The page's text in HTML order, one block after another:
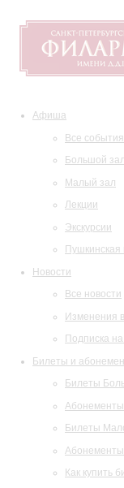
Афиша
Все события
Большой зал
Малый зал
Лекции
Экскурсии
Пушкинская
Новости
Все новости
Изменения
Подписка
Билеты и
Билеты
Билеты
Как купить